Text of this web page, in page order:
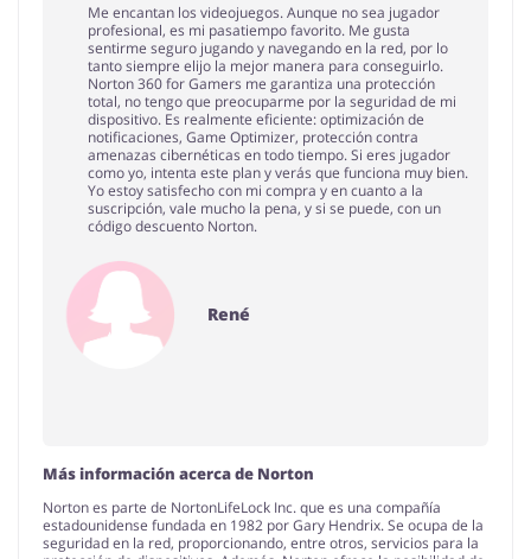
Me encantan los videojuegos. Aunque no sea jugador
profesional, es mi pasatiempo favorito. Me gusta
sentirme seguro jugando y navegando en la red, por lo
tanto siempre elijo la mejor manera para conseguirlo.
Norton 360 for Gamers me garantiza una protección
total, no tengo que preocuparme por la seguridad de mi
dispositivo. Es realmente eficiente: optimización de
notificaciones, Game Optimizer, protección contra
amenazas cibernéticas en todo tiempo. Si eres jugador
como yo, intenta este plan y verás que funciona muy bien.
Yo estoy satisfecho con mi compra y en cuanto a la
suscripción, vale mucho la pena, y si se puede, con un
código descuento Norton.
René
Más información acerca de Norton
Norton es parte de NortonLifeLock Inc. que es una compañía
estadounidense fundada en 1982 por Gary Hendrix. Se ocupa de la
seguridad en la red, proporcionando, entre otros, servicios para la